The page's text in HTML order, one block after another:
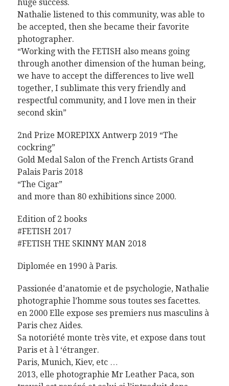
huge success.
Nathalie listened to this community, was able to
be accepted, then she became their favorite
photographer.
“Working with the FETISH also means going
through another dimension of the human being,
we have to accept the differences to live well
together, I sublimate this very friendly and
respectful community, and I love men in their
second skin”
2nd Prize MOREPIXX Antwerp 2019 “The
cockring”
Gold Medal Salon of the French Artists Grand
Palais Paris 2018
“The Cigar”
and more than 80 exhibitions since 2000.
Edition of 2 books
#FETISH 2017
#FETISH THE SKINNY MAN 2018
Diplomée en 1990 à Paris.
Passionée d’anatomie et de psychologie, Nathalie
photographie l’homme sous toutes ses facettes.
en 2000 Elle expose ses premiers nus masculins à
Paris chez Aides.
Sa notoriété monte très vite, et expose dans tout
Paris et à l ‘étranger.
Paris, Munich, Kiev, etc …
2013, elle photographie Mr Leather Paca, son